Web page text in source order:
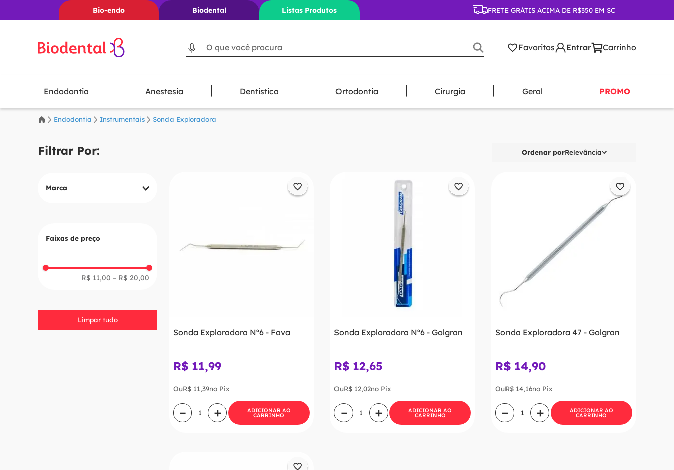
Bio-endo Biodental Listas Produtos FRETE GRÁTIS ACIMA DE R$350 EM SC
O que você procura
Favoritos
Endodontia Anestesia Dentistica Ortodontia Cirurgia Geral PROMO
Endodontia Instrumentais Sonda Exploradora
Marca
FAVA
Faixas de preço
R$ 11,00 – R$ 20,00
Limpar tudo
Ordenar porRelevância
Sonda Exploradora Nº6 - Fava
R$ 11,99
OuR$ 11,39no Pix
＋
－ ADICIONAR AO
CARRINHO
Sonda Exploradora Nº6 - Golgran
R$ 12,65
OuR$ 12,02no Pix
＋
－ ADICIONAR AO
CARRINHO
Sonda Exploradora 47 - Golgran
R$ 14,90
OuR$ 14,16no Pix
＋
－ ADICIONAR AO
CARRINHO